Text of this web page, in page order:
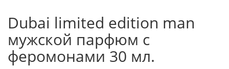
Dubai limited edition man
мужской парфюм с
феромонами 30 мл.